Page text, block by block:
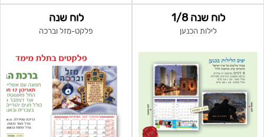
לוח שנה 1/8
לילות הכנען
לוח שנה
פלקט-מזל וברכה